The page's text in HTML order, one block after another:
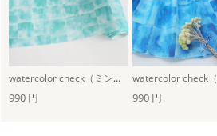
watercolor check（ミントブルー）
990 円 990 円